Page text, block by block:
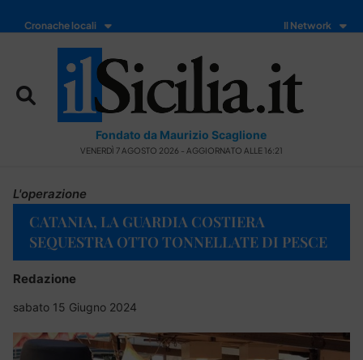
Cronache locali Il Network
Fondato da Maurizio Scaglione
VENERDÌ 7 AGOSTO 2026 - AGGIORNATO ALLE 16:21
L'operazione
CATANIA, LA GUARDIA COSTIERA
SEQUESTRA OTTO TONNELLATE DI PESCE
Redazione
sabato 15 Giugno 2024